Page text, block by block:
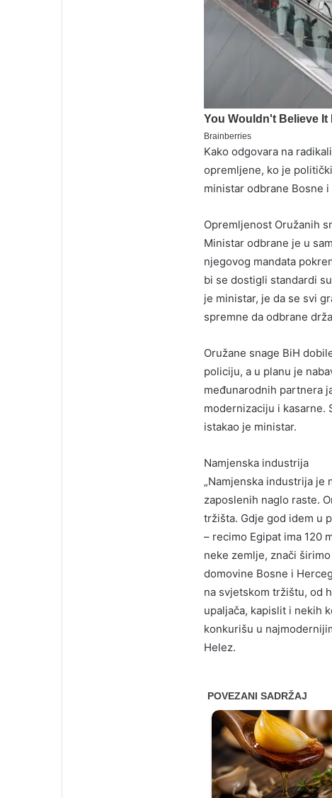
Kako odgovara na
opremljene, ko je
ministar odbrane Bosne
Opremljenost Oružanih
Ministar odbrane je u
njegovog mandata
bi se dostigli standardi
je ministar, je da se svi
spremne da odbrane
Oružane snage BiH
policiju, a u planu je
međunarodnih partnera
modernizaciju i kasarne.
istakao je ministar.
Namjenska industrija
„Namjenska industrija je
zaposlenih naglo raste.
tržišta. Gdje god idem u
– recimo Egipat ima 120
neke zemlje, znači
domovine Bosne i
na svjetskom tržištu, od
upaljača, kapislit i nekih
konkurišu u
Helez.